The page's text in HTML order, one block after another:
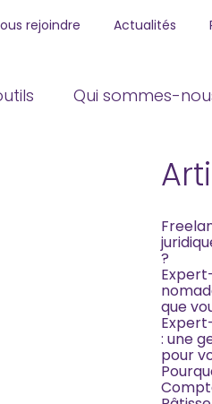
rejoindre Actualités
Qui sommes-
Blog
sidebar
?
que
: une
pour